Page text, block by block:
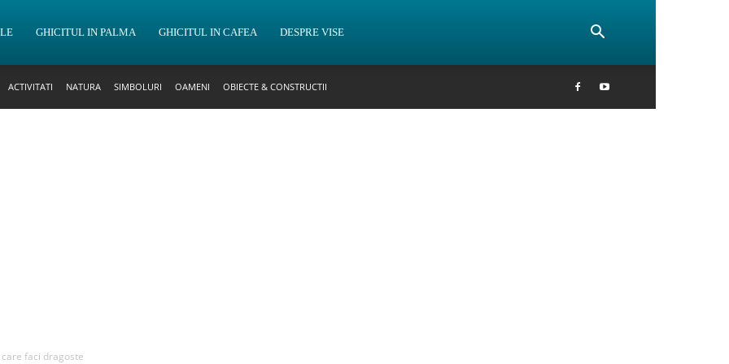
GHICITUL IN PALMA GHICITUL IN CAFEA DESPRE VISE
ACTIVITATI NATURA SIMBOLURI OAMENI OBIECTE & CONSTRUCTII
faci dragoste